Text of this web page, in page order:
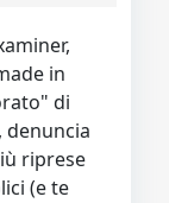
in
di
denuncia
riprese
(e te